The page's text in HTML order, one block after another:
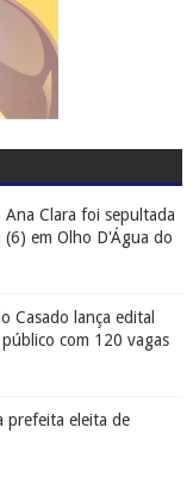
Clara foi sepultada
em Olho D'Água do
Casado lança edital
com 120 vagas
prefeita eleita de